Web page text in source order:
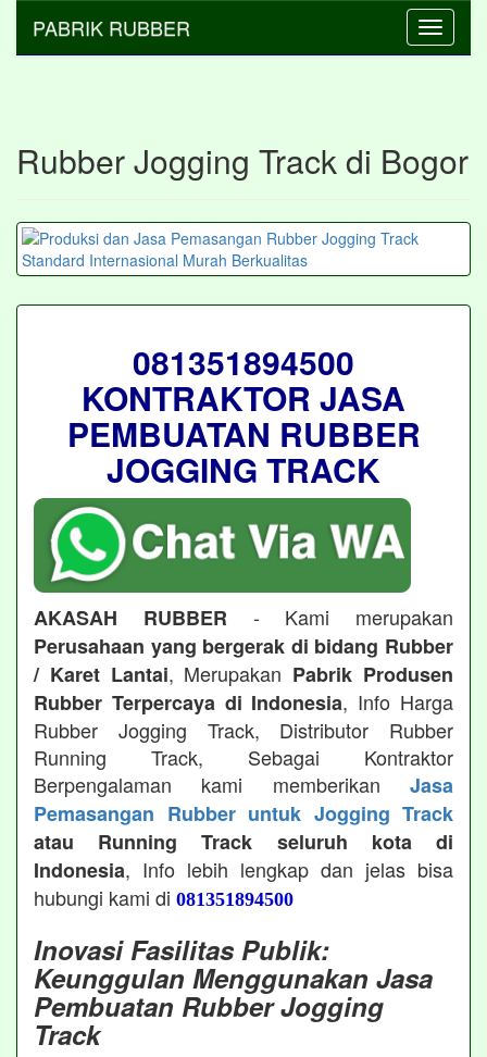
Toggle
PABRIK RUBBER
Rubber Jogging Track di Bogor
081351894500
KONTRAKTOR JASA
PEMBUATAN RUBBER
JOGGING TRACK
AKASAH RUBBER - Kami merupakan
Perusahaan yang bergerak di bidang Rubber
/ Karet Lantai, Merupakan Pabrik Produsen
Rubber Terpercaya di Indonesia, Info Harga
Rubber Jogging Track, Distributor Rubber
Running Track, Sebagai Kontraktor
Berpengalaman kami memberikan Jasa
Pemasangan Rubber untuk Jogging Track
atau Running Track seluruh kota di
Indonesia, Info lebih lengkap dan jelas bisa
hubungi kami di 081351894500
Inovasi Fasilitas Publik:
Keunggulan Menggunakan Jasa
Pembuatan Rubber Jogging
Track